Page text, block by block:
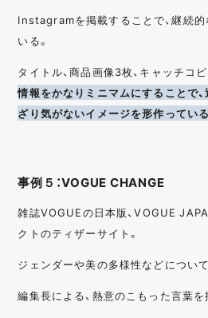
Instagramを掲載することで、継続
いる。
タイトル、商品画像3枚、キャッチコ
情報をかなりミニマムにすることで
ざり気がないイメージを形作ってい
事例５：VOGUE CHANGE
雑誌VOGUEの日本版、VOGUE
クトのティザーサイト。
ジェンダーや美の多様性などについ
編集長による、熱意のこもった言葉を